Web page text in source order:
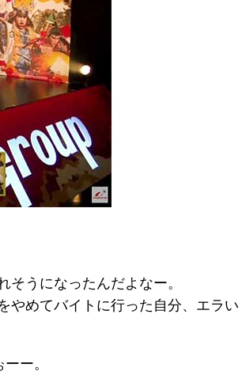
うになったんだよなー。
やめてバイトに行った自分、エラい
ー。